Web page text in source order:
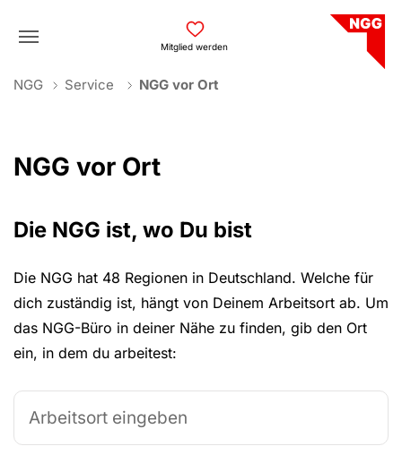
Mitglied werden
You are here:
NGG Service NGG vor Ort
NGG vor Ort
Die NGG ist, wo Du bist
Die NGG hat 48 Regionen in Deutschland. Welche für
dich zuständig ist, hängt von Deinem Arbeitsort ab. Um
das NGG-Büro in deiner Nähe zu finden, gib den Ort
ein, in dem du arbeitest: